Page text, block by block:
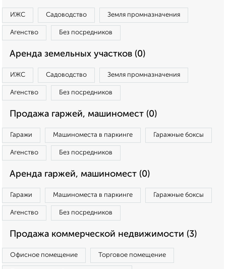
ИЖС Садоводство Земля промназначения
Агенство Без посредников
Аренда земельных участков (0)
ИЖС Садоводство Земля промназначения
Агенство Без посредников
Продажа гаржей, машиномест (0)
Гаражи Машиноместа в паркинге Гаражные боксы
Агенство Без посредников
Аренда гаржей, машиномест (0)
Гаражи Машиноместа в паркинге Гаражные боксы
Агенство Без посредников
Продажа коммерческой недвижимости (3)
Офисное помещение Торговое помещение